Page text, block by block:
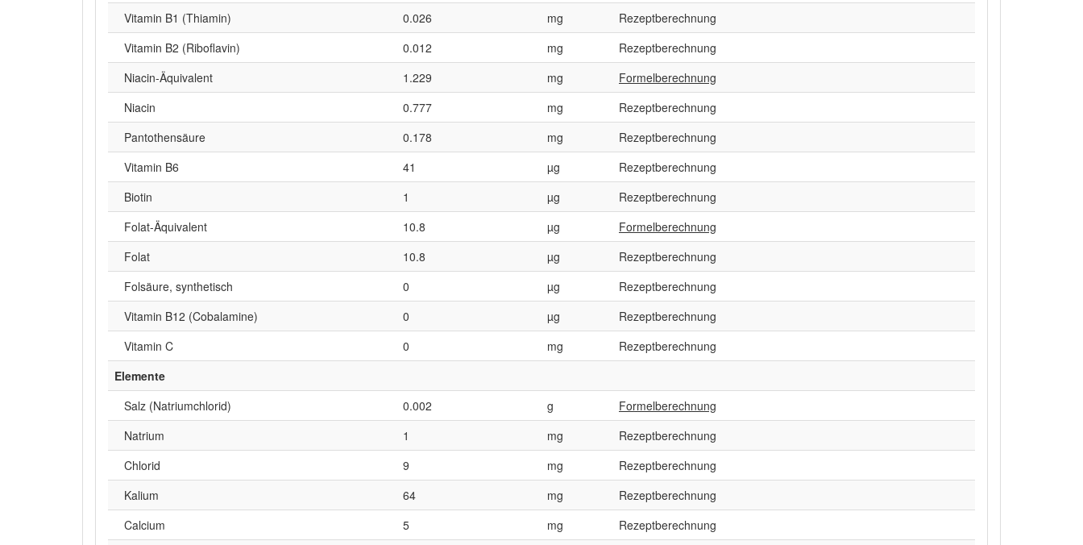
Vitamin B1 (Thiamin)
0.026 mg
Rezeptberechnung
Vitamin B2 (Riboflavin)
0.012 mg
Rezeptberechnung
Niacin-Äquivalent
1.229 mg
Formelberechnung
Niacin
0.777 mg
Rezeptberechnung
Pantothensäure
0.178 mg
Rezeptberechnung
Vitamin B6
41 µg
Rezeptberechnung
Biotin
1 µg
Rezeptberechnung
Folat-Äquivalent
10.8 µg
Formelberechnung
Folat
10.8 µg
Rezeptberechnung
Folsäure, synthetisch
0 µg
Rezeptberechnung
Vitamin B12 (Cobalamine)
0 µg
Rezeptberechnung
Vitamin C
0 mg
Rezeptberechnung
Elemente
Salz (Natriumchlorid)
0.002 g
Formelberechnung
Natrium
1 mg
Rezeptberechnung
Chlorid
9 mg
Rezeptberechnung
Kalium
64 mg
Rezeptberechnung
Calcium
5 mg
Rezeptberechnung